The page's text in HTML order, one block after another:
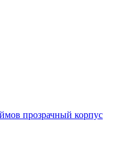
прозрачный корпус